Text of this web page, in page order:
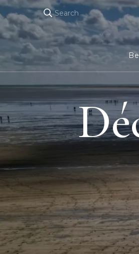
Search